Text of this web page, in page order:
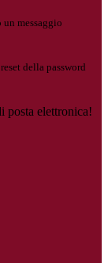
messaggio
della password
posta elettronica!